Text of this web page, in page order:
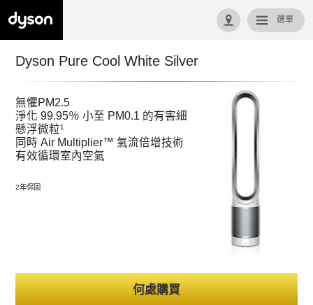
選單
回首頁
Dyson Pure Cool White Silver
無懼PM2.5
淨化 99.95％ 小至 PM0.1 的有害細
懸浮微粒¹
同時 Air Multiplier™ 氣流倍增技術
有效循環室內空氣
2年保固
何處購買